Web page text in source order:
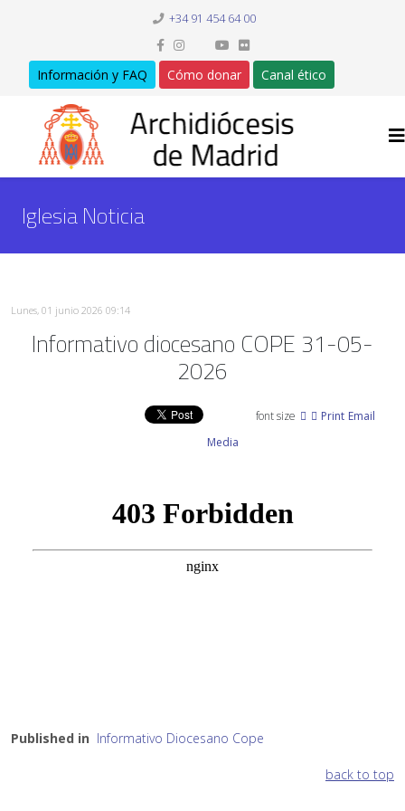
+34 91 454 64 00
Información y FAQ Cómo donar Canal ético
Iglesia Noticia
Lunes, 01 junio 2026 09:14
Informativo diocesano COPE 31-05-
2026
font size Print Email
Media
Published in Informativo Diocesano Cope
back to top